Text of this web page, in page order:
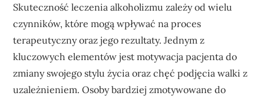
Skuteczność leczenia alkoholizmu zależy od wielu
czynników, które mogą wpływać na proces
terapeutyczny oraz jego rezultaty. Jednym z
kluczowych elementów jest motywacja pacjenta do
zmiany swojego stylu życia oraz chęć podjęcia walki z
uzależnieniem. Osoby bardziej zmotywowane do